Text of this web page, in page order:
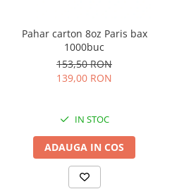
Pahar carton 8oz Paris bax
1000buc
153,50 RON
139,00 RON
IN STOC
ADAUGA IN COS